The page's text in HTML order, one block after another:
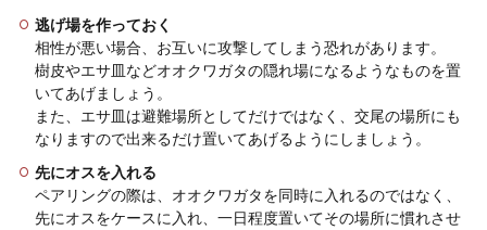
逃げ場を作っておく
相性が悪い場合、お互いに攻撃してしまう恐れがあります。
樹皮やエサ皿などオオクワガタの隠れ場になるようなものを置
いてあげましょう。
また、エサ皿は避難場所としてだけではなく、交尾の場所にも
なりますので出来るだけ置いてあげるようにしましょう。
先にオスを入れる
ペアリングの際は、オオクワガタを同時に入れるのではなく、
先にオスをケースに入れ、一日程度置いてその場所に慣れさせ